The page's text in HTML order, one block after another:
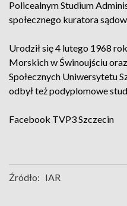
Policealnym Studium
społecznego kuratora
Urodził się 4 lutego 1968
Morskich w Świnoujściu
Społecznych Uniwersytetu
odbył też podyplomowe
Facebook TVP3 Szczecin
Źródło: IAR